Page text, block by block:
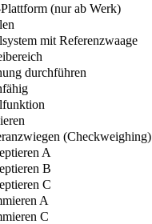
(nur ab Werk)
mit Referenzwaage
durchführen
(Checkweighing)
A
B
C
A
C